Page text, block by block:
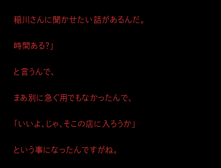
稲川さんに聞かせたい話があるんだ。
時間ある？」
と言うんで、
まあ別に急ぐ用でもなかったんで、
「いいよ、じゃ、そこの店に入ろうか」
という事になったんですがね。